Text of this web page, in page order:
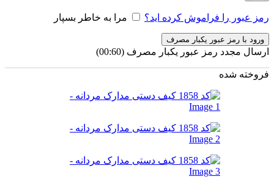
رمز عبور را فراموش کرده اید؟ مرا به خاطر بسپار
ورود با رمز عبور یکبار مصرف
ارسال مجدد رمز عبور یکبار مصرف (00:
60
)
فروخته شده